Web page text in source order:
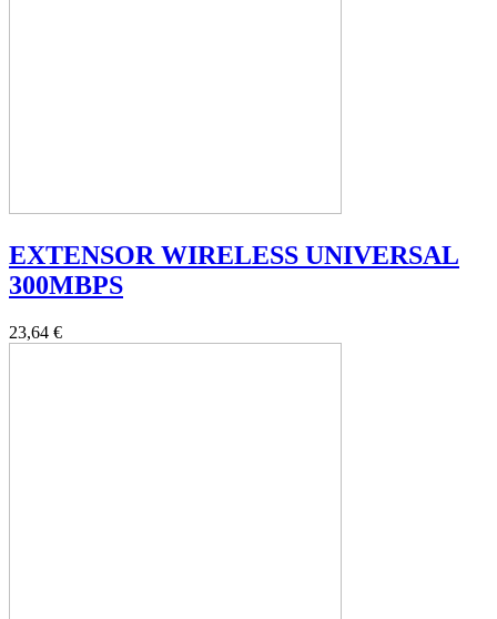
EXTENSOR WIRELESS UNIVERSAL
300MBPS
23,64 €